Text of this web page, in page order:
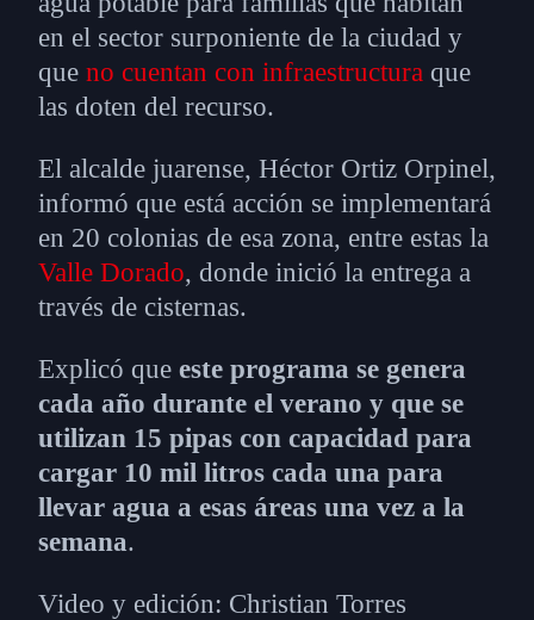
en el sector surponiente de la ciudad y
que no cuentan con infraestructura que
las doten del recurso.
El alcalde juarense, Héctor Ortiz Orpinel,
informó que está acción se implementará
en 20 colonias de esa zona, entre estas la
Valle Dorado, donde inició la entrega a
través de cisternas.
Explicó que este programa se genera
cada año durante el verano y que se
utilizan 15 pipas con capacidad para
cargar 10 mil litros cada una para
llevar agua a esas áreas una vez a la
semana.
Video y edición: Christian Torres